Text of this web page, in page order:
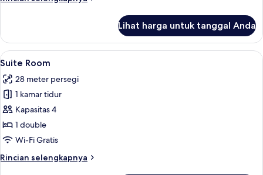
Kamar
Double
Superior
Lihat harga untuk tanggal Anda
Lihat
semua
foto
untuk
Suite
Room
4
Suite Room
28 meter persegi
1 kamar tidur
Kapasitas 4
1 double
Wi-Fi Gratis
Rincian selengkapnya
Rincian